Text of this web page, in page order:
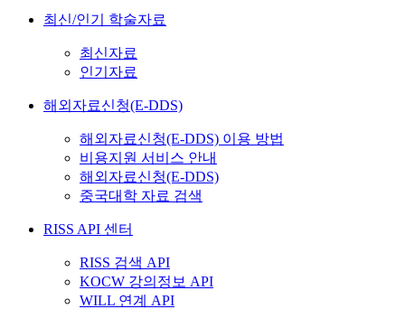
최신/인기 학술자료
최신자료
인기자료
해외자료신청(E-DDS)
해외자료신청(E-DDS) 이용 방법
비용지원 서비스 안내
해외자료신청(E-DDS)
중국대학 자료 검색
RISS API 센터
RISS 검색 API
KOCW 강의정보 API
WILL 연계 API